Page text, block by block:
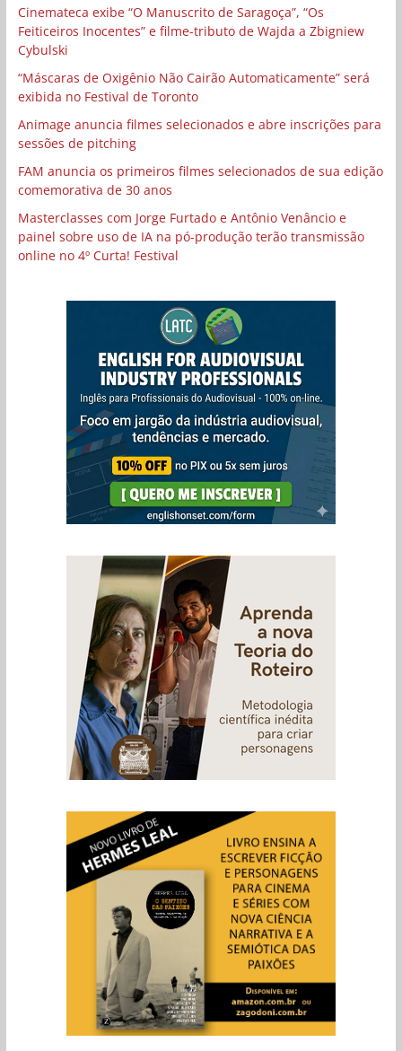
Cinemateca exibe “O Manuscrito de Saragoça”, “Os
Feiticeiros Inocentes” e filme-tributo de Wajda a Zbigniew
Cybulski
“Máscaras de Oxigênio Não Cairão Automaticamente” será
exibida no Festival de Toronto
Animage anuncia filmes selecionados e abre inscrições para
sessões de pitching
FAM anuncia os primeiros filmes selecionados de sua edição
comemorativa de 30 anos
Masterclasses com Jorge Furtado e Antônio Venâncio e
painel sobre uso de IA na pó-produção terão transmissão
online no 4º Curta! Festival